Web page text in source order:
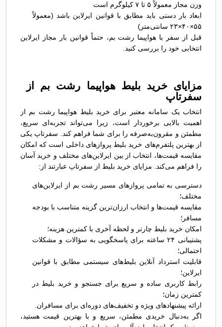
وزن مجاز معمولاً ۵ تا ۷ کیلوگرم است
ابعاد بار دستی باید مطابق با قوانین ایرلاین باشد (معمولاً
۵۵×۴۰×۲۳ سانتی‌متر)
قبل از سفر با هواپیما رشت بم، حتماً قوانین بار مجاز ایرلاین
انتخابی خود را بررسی کنید.
مزایای خرید بلیط هواپیما رشت بم از
سفرتاپ
انتخاب یک سامانه معتبر برای خرید بلیط هواپیما رشت بم از
اهمیت بالایی برخوردار است، زیرا می‌تواند تجربه‌ای سریع،
مطمئن و مقرون‌به‌صرفه را برای شما فراهم کند. سفرتاپ یکی
از بهترین پلتفرم‌های خرید بلیط پروازهای داخلی است که امکان
مقایسه قیمت‌ها، انتخاب از بین ایرلاین‌های مختلف و خرید آسان
را فراهم می‌کند. مزایای خرید بلیط از سفرتاپ عبارتند از:
دسترسی به تمامی پروازهای مسیر رشت بم از ایرلاین‌های
مختلف؛
مقایسه قیمت‌ها و انتخاب ارزان‌ترین گزینه متناسب با بودجه
مسافر؛
امکان خرید بلیط چارتر و لحظه آخری با کمترین هزینه؛
پشتیبانی ۲۴ ساعته برای پاسخگویی به سؤالات و مشکلات
احتمالی؛
قابلیت استرداد آنلاین بلیط‌های سیستمی مطابق با قوانین
ایرلاین؛
رابط کاربری ساده و سریع برای جستجو و خرید بلیط در
کمترین زمان؛
ارائه پیشنهادهای ویژه و تخفیف‌های دوره‌ای برای مسافران.
اگر به‌دنبال خریدی مطمئن، سریع و با بهترین قیمت هستید،